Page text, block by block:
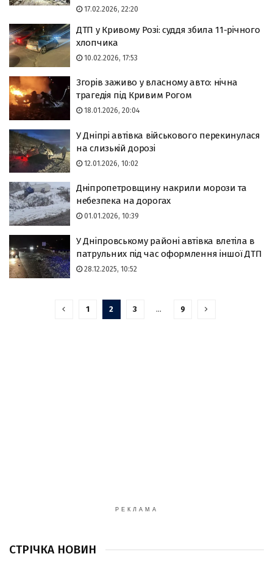
17.02.2026, 22:20
ДТП у Кривому Розі: суддя збила 11-річного
хлопчика
10.02.2026, 17:53
Згорів заживо у власному авто: нічна
трагедія під Кривим Рогом
18.01.2026, 20:04
У Дніпрі автівка військового перекинулася
на слизькій дорозі
12.01.2026, 10:02
Дніпропетровщину накрили морози та
небезпека на дорогах
01.01.2026, 10:39
У Дніпровському районі автівка влетіла в
патрульних під час оформлення іншої ДТП
28.12.2025, 10:52
1 2 3 … 9
РЕКЛАМА
СТРІЧКА НОВИН